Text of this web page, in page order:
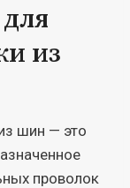
из
шин — это
проволок